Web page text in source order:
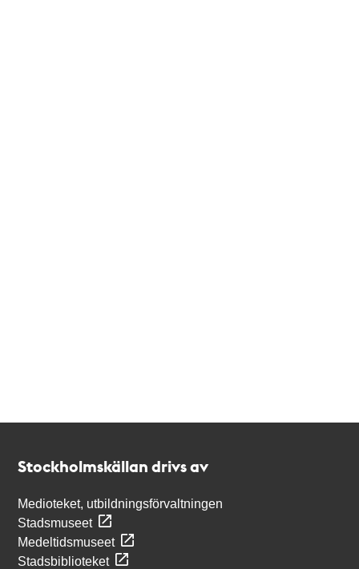
Stockholmskällan drivs av
Medioteket, utbildningsförvaltningen
Stadsmuseet
Medeltidsmuseet
Stadsbiblioteket